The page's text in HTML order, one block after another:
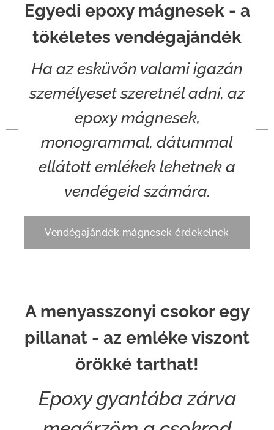
Egyedi epoxy mágnesek - a
tökéletes vendégajándék
Ha az esküvőn valami igazán
személyeset szeretnél adni, az
epoxy mágnesek,
monogrammal, dátummal
ellátott emlékek lehetnek a
vendégeid számára.
Vendégajándék mágnesek érdekelnek
A menyasszonyi csokor egy
pillanat - az emléke viszont
örökké tarthat!
Epoxy gyantába zárva